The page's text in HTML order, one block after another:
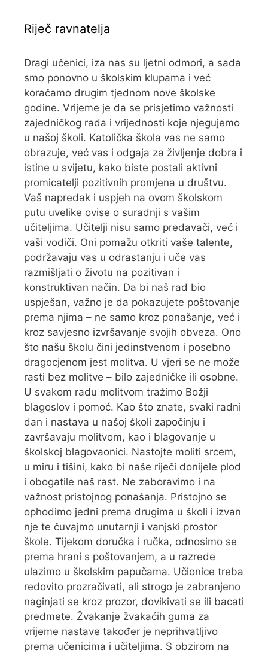
Riječ ravnatelja
Dragi učenici, iza nas su ljetni odmori, a sada
smo ponovno u školskim klupama i već
koračamo drugim tjednom nove školske
godine. Vrijeme je da se prisjetimo važnosti
zajedničkog rada i vrijednosti koje njegujemo
u našoj školi. Katolička škola vas ne samo
obrazuje, već vas i odgaja za življenje dobra i
istine u svijetu, kako biste postali aktivni
promicatelji pozitivnih promjena u društvu.
Vaš napredak i uspjeh na ovom školskom
putu uvelike ovise o suradnji s vašim
učiteljima. Učitelji nisu samo predavači, već i
vaši vodiči. Oni pomažu otkriti vaše talente,
podržavaju vas u odrastanju i uče vas
razmišljati o životu na pozitivan i
konstruktivan način. Da bi naš rad bio
uspješan, važno je da pokazujete poštovanje
prema njima – ne samo kroz ponašanje, već i
kroz savjesno izvršavanje svojih obveza. Ono
što našu školu čini jedinstvenom i posebno
dragocjenom jest molitva. U vjeri se ne može
rasti bez molitve – bilo zajedničke ili osobne.
U svakom radu molitvom tražimo Božji
blagoslov i pomoć. Kao što znate, svaki radni
dan i nastava u našoj školi započinju i
završavaju molitvom, kao i blagovanje u
školskoj blagovaonici. Nastojte moliti srcem,
u miru i tišini, kako bi naše riječi donijele plod
i obogatile naš rast. Ne zaboravimo i na
važnost pristojnog ponašanja. Pristojno se
ophodimo jedni prema drugima u školi i izvan
nje te čuvajmo unutarnji i vanjski prostor
škole. Tijekom doručka i ručka, odnosimo se
prema hrani s poštovanjem, a u razrede
ulazimo u školskim papučama. Učionice treba
redovito prozračivati, ali strogo je zabranjeno
naginjati se kroz prozor, dovikivati se ili bacati
predmete. Žvakanje žvakaćih guma za
vrijeme nastave također je neprihvatljivo
prema učenicima i učiteljima. S obzirom na